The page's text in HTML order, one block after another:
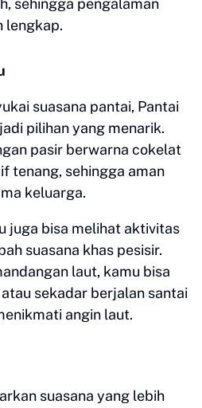
sehingga pengalaman
lengkap.
suasana pantai, Pantai
pilihan yang menarik.
pasir berwarna cokelat
tenang, sehingga aman
keluarga.
juga bisa melihat aktivitas
suasana khas pesisir.
laut, kamu bisa
sekadar berjalan santai
angin laut.
suasana yang lebih